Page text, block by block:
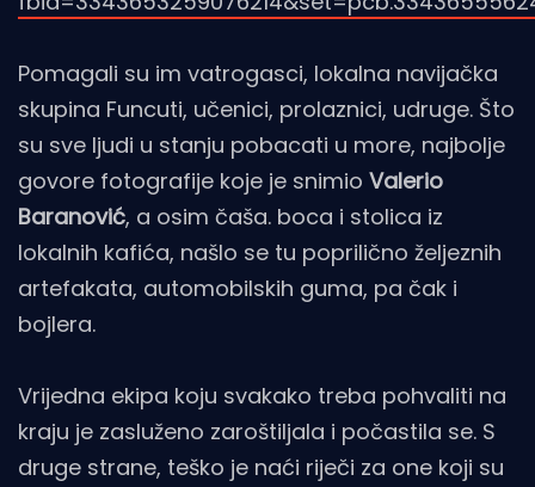
Pomagali su im vatrogasci, lokalna navijačka
skupina Funcuti, učenici, prolaznici, udruge. Što
su sve ljudi u stanju pobacati u more, najbolje
govore fotografije koje je snimio Valerio
Baranović, a osim čaša. boca i stolica iz
lokalnih kafića, našlo se tu poprilično željeznih
artefakata, automobilskih guma, pa čak i
bojlera.
Vrijedna ekipa koju svakako treba pohvaliti na
kraju je zasluženo zaroštiljala i počastila se. S
druge strane, teško je naći riječi za one koji su